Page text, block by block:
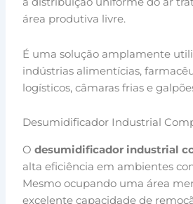
área produtiva livre.
É uma solução amplamente
indústrias alimentícias,
logísticos, câmaras frias e
Desumidificador Industrial
Odesumidificador industrial
alta eficiência em ambientes
Mesmo ocupando uma área
excelente capacidade de